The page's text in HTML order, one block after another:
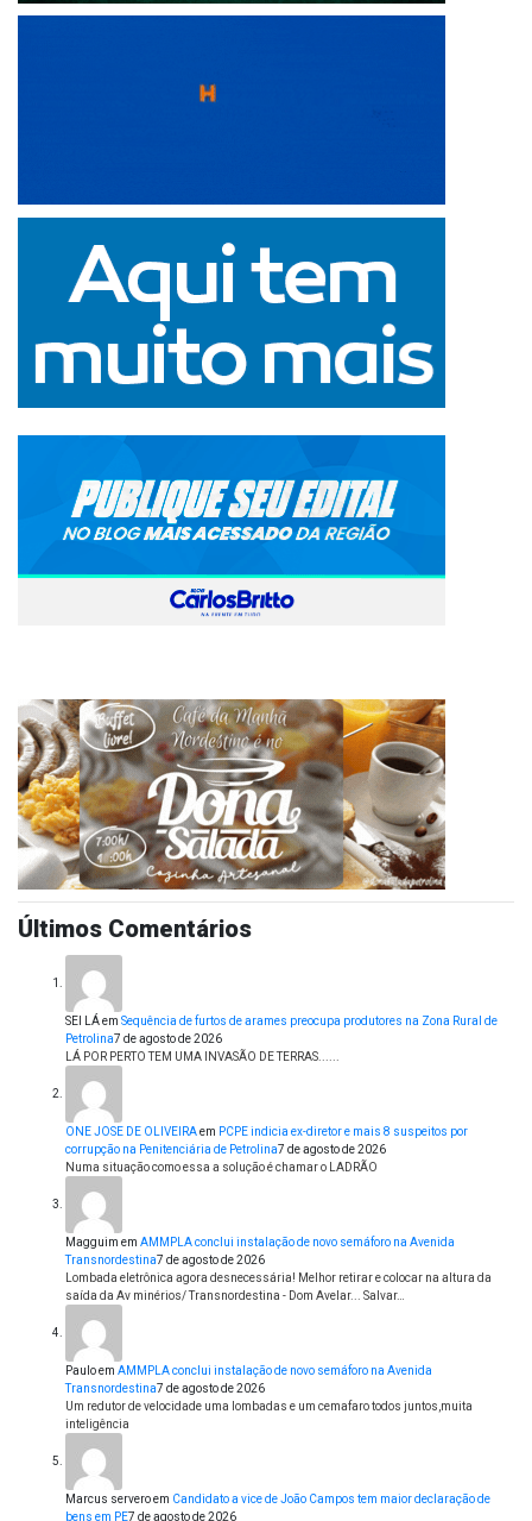
Últimos Comentários
SEI LÁem Sequência de furtos de arames preocupa produtores na Zona Rural de
Petrolina7 de agosto de 2026
LÁ POR PERTO TEM UMA INVASÃO DE TERRAS......
ONE JOSE DE OLIVEIRAem PCPE indicia ex-diretor e mais 8 suspeitos por
corrupção na Penitenciária de Petrolina7 de agosto de 2026
Numa situação como essa a solução é chamar o LADRÃO
Magguim em AMMPLA conclui instalação de novo semáforo na Avenida
Transnordestina7 de agosto de 2026
Lombada eletrônica agora desnecessária! Melhor retirar e colocar na altura da
saída da Av minérios/ Transnordestina - Dom Avelar... Salvar…
Pauloem AMMPLA conclui instalação de novo semáforo na Avenida
Transnordestina7 de agosto de 2026
Um redutor de velocidade uma lombadas e um cemafaro todos juntos,muita
inteligência
Marcus serveroem Candidato a vice de João Campos tem maior declaração de
bens em PE7 de agosto de 2026